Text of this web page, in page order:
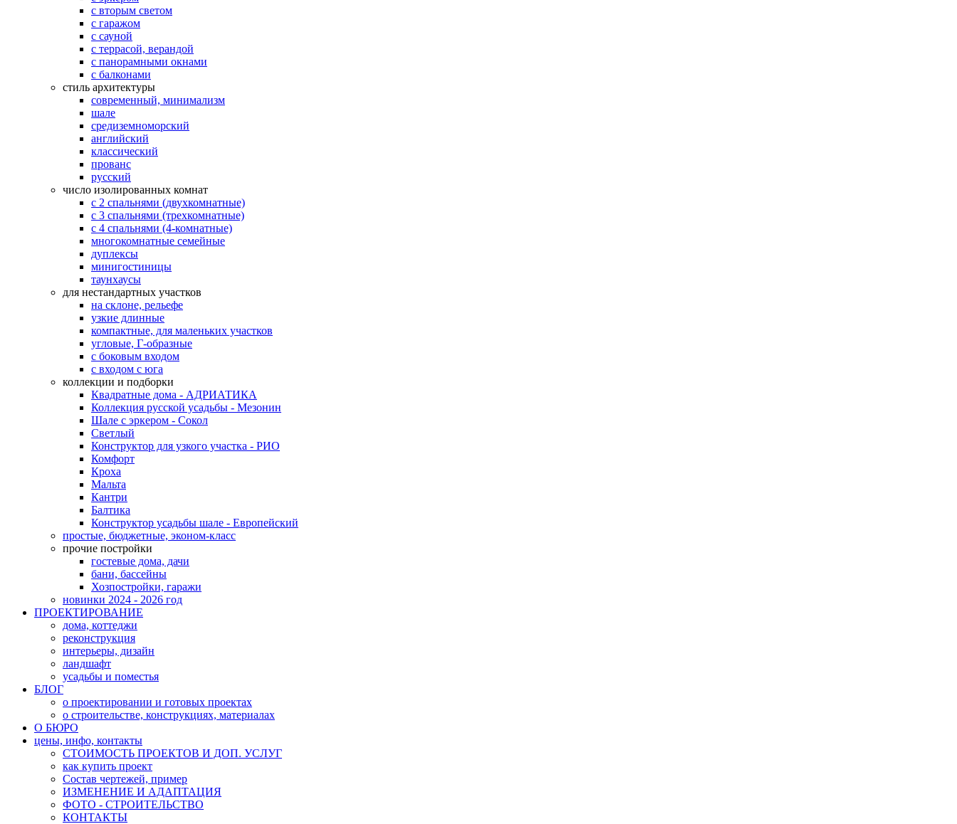
с вторым светом
с гаражом
с сауной
с террасой, верандой
с панорамными окнами
с балконами
стиль архитектуры
современный, минимализм
шале
средиземноморский
английский
классический
прованс
русский
число изолированных комнат
с 2 спальнями (двухкомнатные)
с 3 спальнями (трехкомнатные)
с 4 спальнями (4-комнатные)
многокомнатные семейные
дуплексы
минигостиницы
таунхаусы
для нестандартных участков
на склоне, рельефе
узкие длинные
компактные, для маленьких участков
угловые, Г-образные
с боковым входом
с входом с юга
коллекции и подборки
Квадратные дома - АДРИАТИКА
Коллекция русской усадьбы - Мезонин
Шале с эркером - Сокол
Светлый
Конструктор для узкого участка - РИО
Комфорт
Кроха
Мальта
Кантри
Балтика
Конструктор усадьбы шале - Европейский
простые, бюджетные, эконом-класс
прочие постройки
гостевые дома, дачи
бани, бассейны
Хозпостройки, гаражи
новинки 2024 - 2026 год
ПРОЕКТИРОВАНИЕ
дома, коттеджи
реконструкция
интерьеры, дизайн
ландшафт
усадьбы и поместья
БЛОГ
о проектировании и готовых проектах
о строительстве, конструкциях, материалах
О БЮРО
цены, инфо, контакты
СТОИМОСТЬ ПРОЕКТОВ И ДОП. УСЛУГ
как купить проект
Состав чертежей, пример
ИЗМЕНЕНИЕ И АДАПТАЦИЯ
ФОТО - СТРОИТЕЛЬСТВО
КОНТАКТЫ